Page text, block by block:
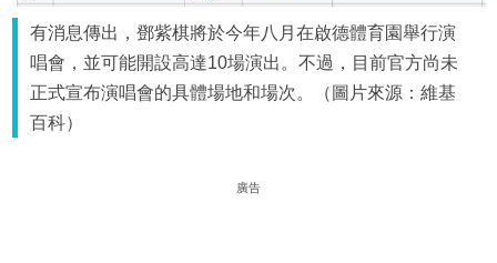
有消息傳出，鄧紫棋將於今年八月在啟德體育園舉行演
唱會，並可能開設高達10場演出。不過，目前官方尚未
正式宣布演唱會的具體場地和場次。（圖片來源：維基
百科）
廣告